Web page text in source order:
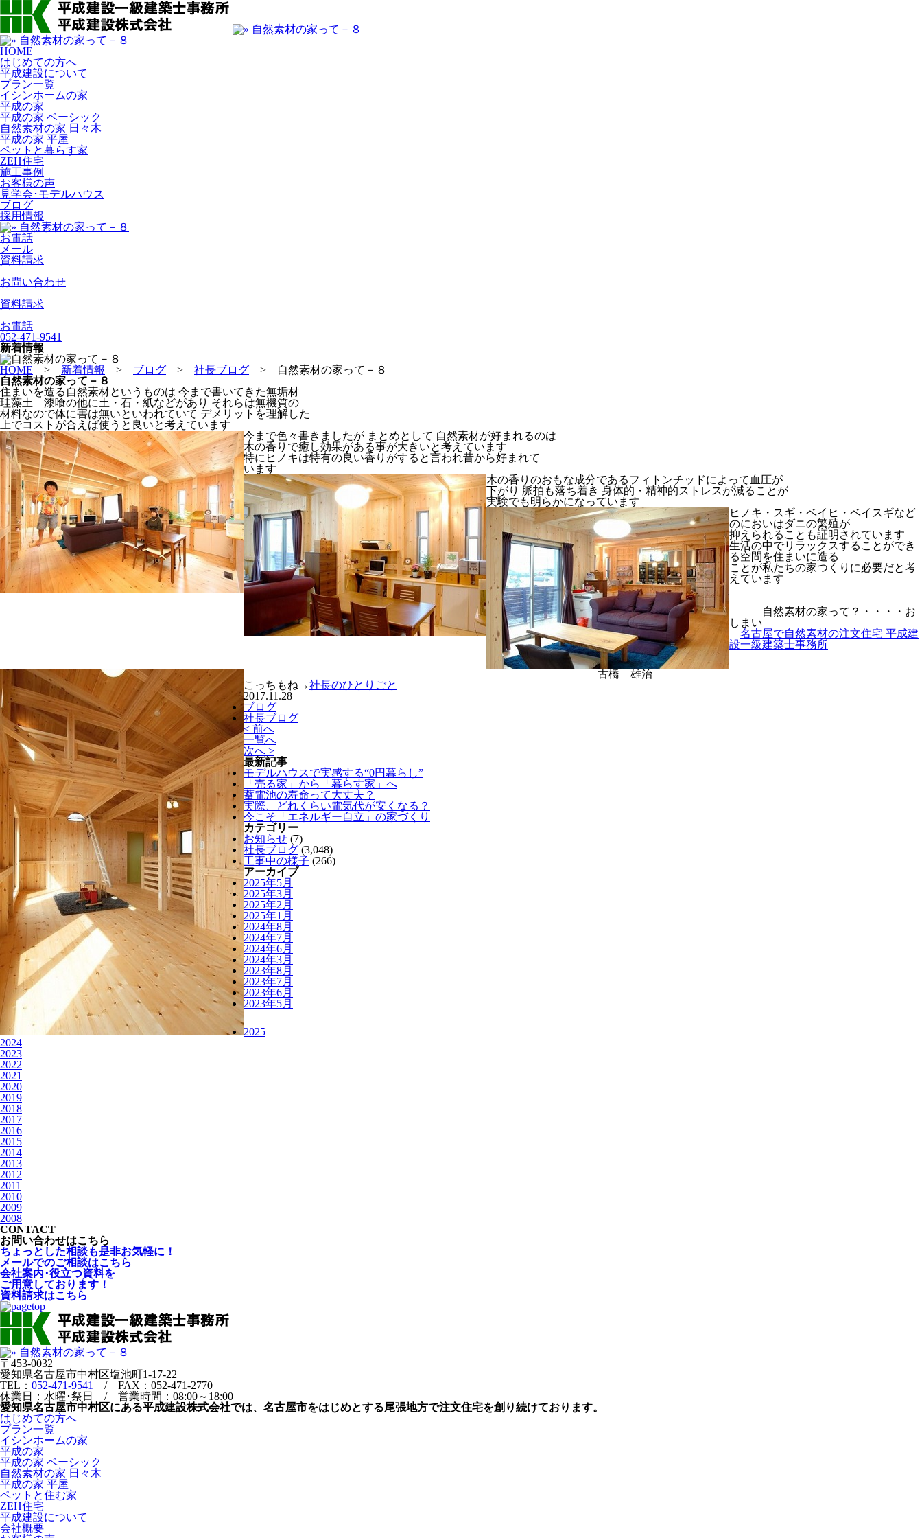
HOME
はじめての方へ
平成建設について
プラン一覧
イシンホームの家
平成の家
平成の家 ベーシック
自然素材の家 日々木
平成の家 平屋
ペットと暮らす家
ZEH住宅
施工事例
お客様の声
見学会･モデルハウス
ブログ
採用情報
お電話
メール
資料請求
お問い合わせ
資料請求
お電話
052-471-9541
新着情報
HOME > 新着情報 > ブログ > 社長ブログ >
自然素材の家って－８
自然素材の家って－８
住まいを造る自然素材というものは 今まで書いてきた無垢材
珪藻土 漆喰の他に土・石・紙などがあり それらは無機質の
材料なので体に害は無いといわれていて デメリットを理解した
上でコストが合えば使うと良いと考えています
今まで色々書きましたが まとめとして 自然素材が好まれるのは
木の香りで癒し効果がある事が大きいと考えています
特にヒノキは特有の良い香りがすると言われ昔から好まれて
います
木の香りのおもな成分であるフィトンチッドによって血圧が
下がり 脈拍も落ち着き 身体的・精神的ストレスが減ることが
実験でも明らかになっています
ヒノキ・スギ・ベイヒ・ベイスギなど
のにおいはダニの繁殖が
抑えられることも証明されています
生活の中でリラックスすることができ
る空間を住まいに造る
ことが私たちの家つくりに必要だと考
えています
自然素材の家って？・・・・お
しまい
名古屋で自然素材の注文住宅 平成建
設一級建築士事務所
古橋 雄治
こっちもね→社長のひとりごと
2017.11.28
ブログ
社長ブログ
< 前へ
一覧へ
次へ >
最新記事
モデルハウスで実感する“0円暮らし”
「売る家」から「暮らす家」へ
蓄電池の寿命って大丈夫？
実際、どれくらい電気代が安くなる？
今こそ「エネルギー自立」の家づくり
カテゴリー
お知らせ (7)
社長ブログ (3,048)
工事中の様子 (266)
アーカイブ
2025年5月
2025年3月
2025年2月
2025年1月
2024年8月
2024年7月
2024年6月
2024年3月
2023年8月
2023年7月
2023年6月
2023年5月
2025
2024
2023
2022
2021
2020
2019
2018
2017
2016
2015
2014
2013
2012
2011
2010
2009
2008
CONTACT
お問い合わせはこちら
ちょっとした相談も是非お気軽に！
メールでのご相談はこちら
会社案内･役立つ資料を
ご用意しております！
資料請求はこちら
〒453-0032
愛知県名古屋市中村区塩池町1-17-22
TEL： 052-471-9541
/ FAX：052-471-2770
休業日：水曜･祭日 / 営業時間：08:00～18:00
愛知県名古屋市中村区にある平成建設株式会社では、名古屋市をはじめとする尾張地方で注文住宅を創り続けております。
はじめての方へ
プラン一覧
イシンホームの家
平成の家
平成の家 ベーシック
自然素材の家 日々木
平成の家 平屋
ペットと住む家
ZEH住宅
平成建設について
会社概要